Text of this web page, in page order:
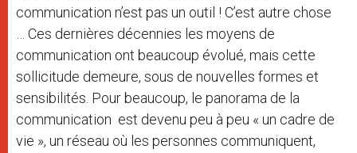
communication n’est pas un outil ! C’est autre chose
… Ces dernières décennies les moyens de
communication ont beaucoup évolué, mais cette
sollicitude demeure, sous de nouvelles formes et
sensibilités. Pour beaucoup, le panorama de la
communication est devenu peu à peu « un cadre de
vie », un réseau où les personnes communiquent,